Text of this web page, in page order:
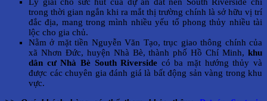
trong thời gian ngắn khi ra mắt thị trường chính là sở hữu vị trí
đắc địa, mang trong mình nhiều yếu tố phong thủy nhiều tài
lộc cho gia chủ.
Nằm ở mặt tiền Nguyễn Văn Tạo, trục giao thông chính của
xã Nhơn Đức, huyện Nhà Bè, thành phố Hồ Chí Minh, khu
dân cư Nhà Bè South Riverside có ba mặt hướng thủy và
được các chuyên gia đánh giá là bất động sản vàng trong khu
vực.